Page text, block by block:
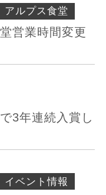
アルプス食堂
営業時間変更
3年連続入賞し
イベント情報